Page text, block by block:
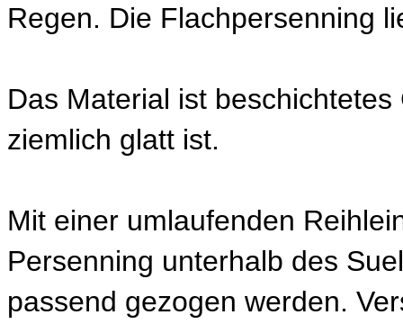
Regen. Die Flachpersenning
Das Material ist
ziemlich glatt ist.
Mit einer umlaufenden
Persenning unterhalb des
passend gezogen werden.